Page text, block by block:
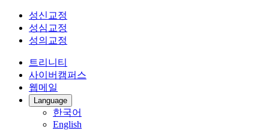
성신교정
성심교정
성의교정
트리니티
사이버캠퍼스
웹메일
Language
한국어
English